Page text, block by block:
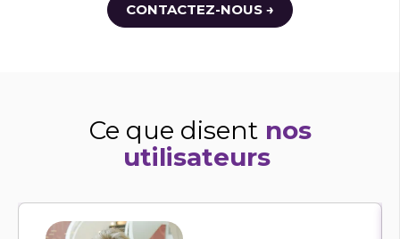
CONTACTEZ-NOUS →
Ce que disent nos
utilisateurs